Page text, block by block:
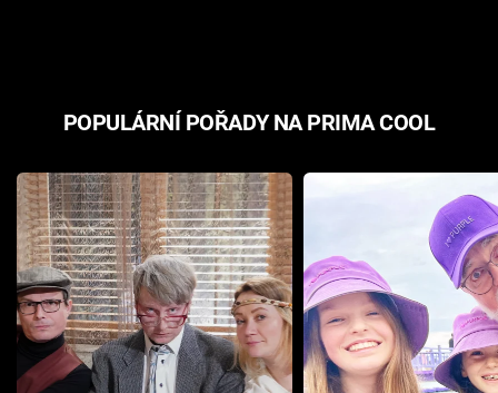
POPULÁRNÍ POŘADY NA PRIMA COOL